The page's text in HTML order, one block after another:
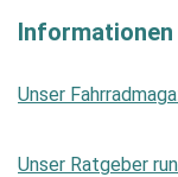
Unser
Unser Ratgeber